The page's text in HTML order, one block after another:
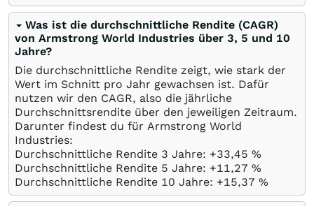
Was ist die durchschnittliche Rendite (CAGR)
von Armstrong World Industries über 3, 5 und 10
Jahre?
Die durchschnittliche Rendite zeigt, wie stark der
Wert im Schnitt pro Jahr gewachsen ist. Dafür
nutzen wir den CAGR, also die jährliche
Durchschnittsrendite über den jeweiligen Zeitraum.
Darunter findest du für Armstrong World
Industries:
Durchschnittliche Rendite 3 Jahre: +33,45 %
Durchschnittliche Rendite 5 Jahre: +11,27 %
Durchschnittliche Rendite 10 Jahre: +15,37 %